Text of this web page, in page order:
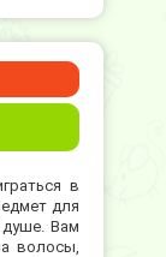
в
для
душе. Вам
волосы,